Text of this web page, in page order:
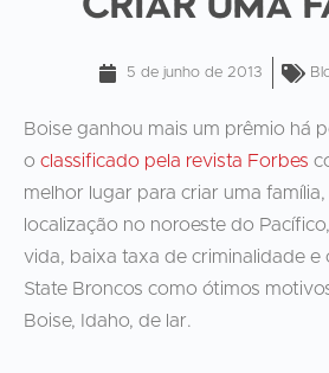
5 de junho de 2013
Boise ganhou mais um prêmio há
o classificado pela revista Forbes
melhor lugar para criar uma
localização no noroeste do
vida, baixa taxa de criminalidade e
State Broncos como ótimos
Boise, Idaho, de lar.